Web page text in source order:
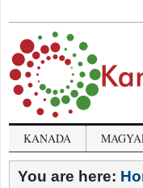
KANADA
You are here: